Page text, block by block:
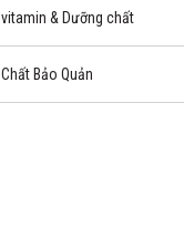
vitamin & Dưỡng chất
Chất Bảo Quản